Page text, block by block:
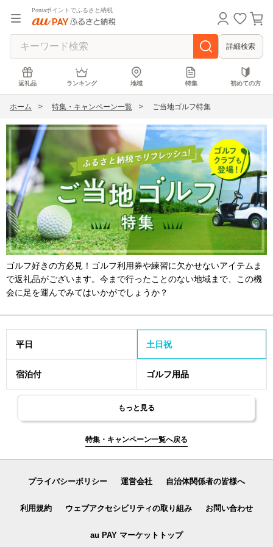
Pontaポイントでふるさと納税
詳細検索
返礼品 ランキング 地域 特集 初めての方
ホーム 特集・キャンペーン一覧 ご当地ゴルフ特集
ゴルフ好きの方必見！ゴルフ利用券や練習に欠かせないアイテムま
で返礼品がございます。今まで行ったことのない地域まで、この機
会に足を運んでみてはいかがでしょうか？
平日 土日祝
宿泊付 ゴルフ用品
もっと見る
特集・キャンペーン一覧へ戻る
プライバシーポリシー 運営会社 自治体関係者の皆様へ
利用規約 ウェブアクセシビリティの取り組み お問い合わせ
au PAY マーケットトップ